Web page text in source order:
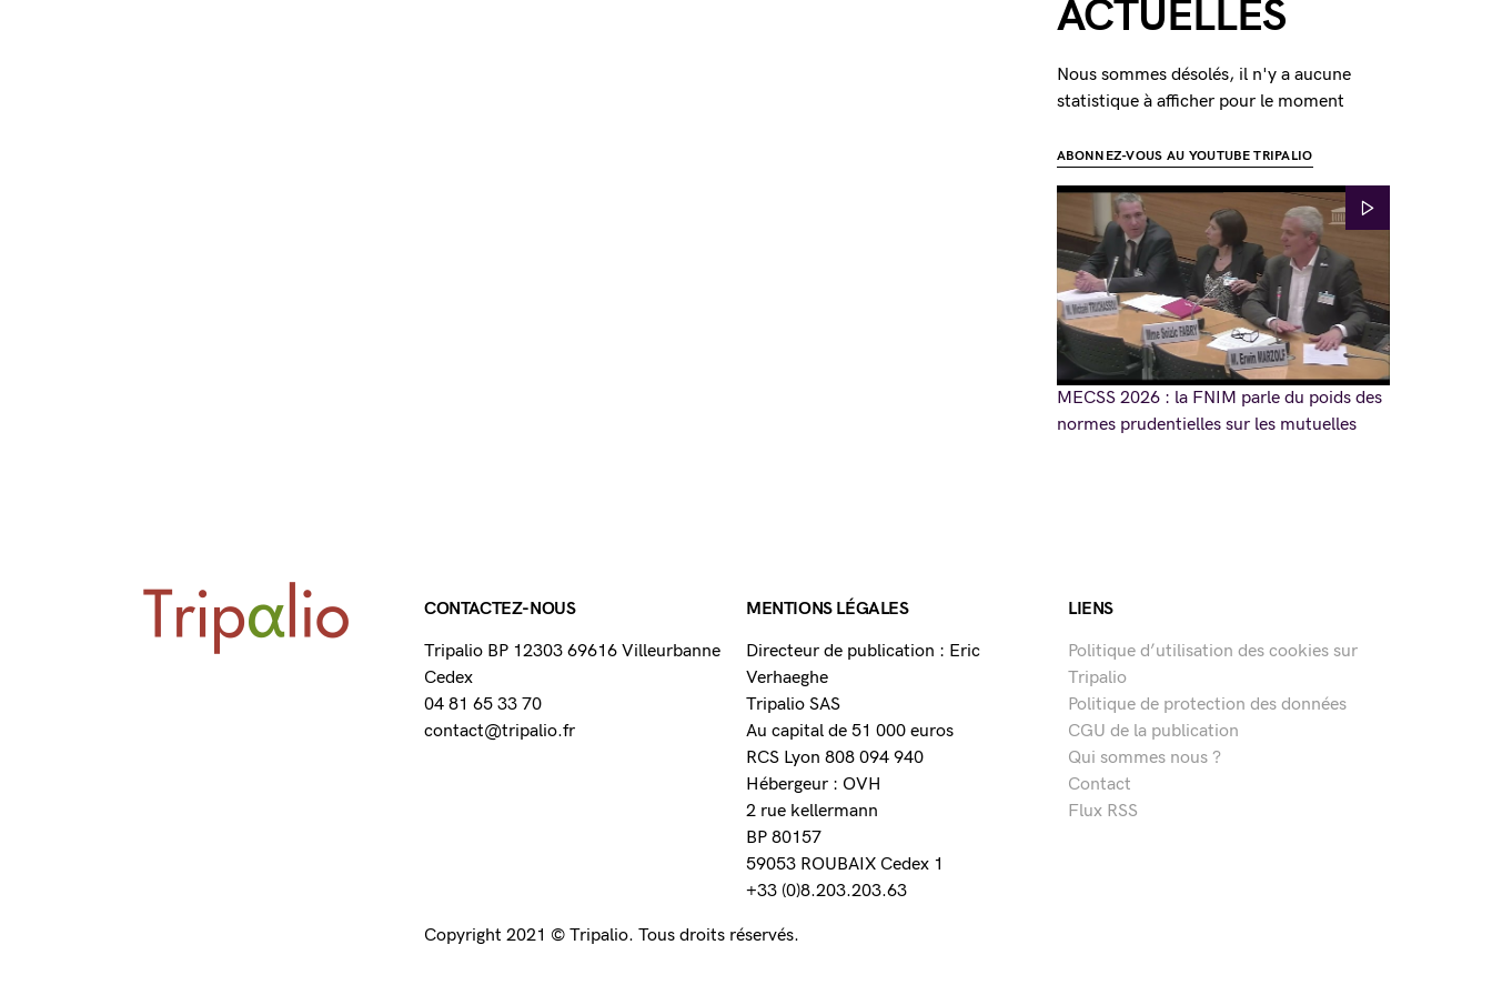
ACTUELLES
Nous sommes désolés, il n'y a aucune
statistique à afficher pour le moment
ABONNEZ-VOUS AU YOUTUBE TRIPALIO
MECSS 2026 : la FNIM parle du poids des
normes prudentielles sur les mutuelles
CONTACTEZ-NOUS
Tripalio BP 12303 69616 Villeurbanne
Cedex
04 81 65 33 70
contact@tripalio.fr
MENTIONS LÉGALES
Directeur de publication : Eric
Verhaeghe
Tripalio SAS
Au capital de 51 000 euros
RCS Lyon 808 094 940
Hébergeur : OVH
2 rue kellermann
BP 80157
59053 ROUBAIX Cedex 1
+33 (0)8.203.203.63
LIENS
Politique d’utilisation des cookies sur
Tripalio
Politique de protection des données
CGU de la publication
Qui sommes nous ?
Contact
Flux RSS
Copyright 2021 © Tripalio. Tous droits réservés.